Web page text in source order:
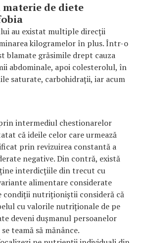
de diete
au existat multiple direcții
kilogramelor în plus. Într-o
blamate grăsimile drept cauza
abdominale, apoi colesterolul, în
saturate, carbohidrații, iar acum
intermediul chestionarelor
că ideile celor care urmează
prin revizuirea constantă a
negative. Din contră, există
interdicțiile din trecut cu
alimentare considerate
condiții nutriționiștii consideră că
cu valorile nutriționale de pe
deveni dușmanul persoanelor
teamă să mănânce.